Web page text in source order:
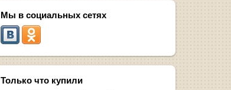
Мы в социальных сетях
Только что купили